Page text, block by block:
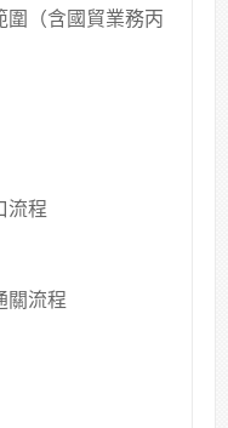
圍（含國貿業務丙
流程
關流程